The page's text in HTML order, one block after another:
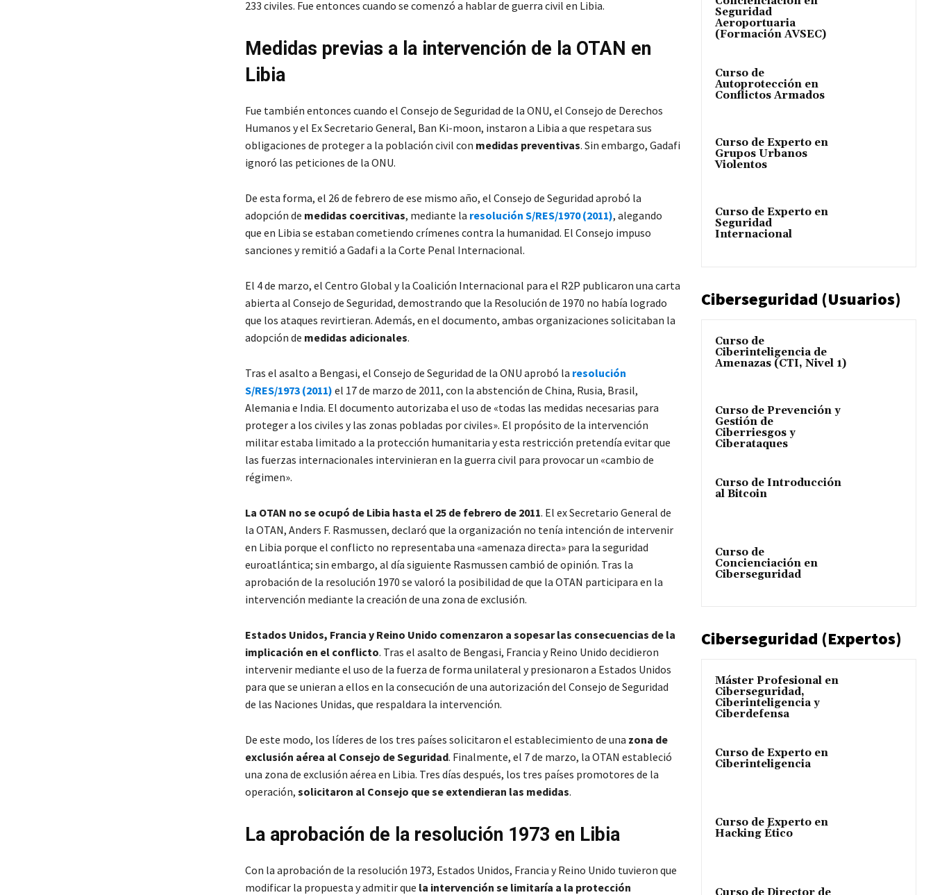
233 civiles. Fue entonces cuando se comenzó a hablar de guerra civil en Libia.
Medidas previas a la intervención de la OTAN en
Libia
Fue también entonces cuando el Consejo de Seguridad de la ONU, el Consejo de Derechos
Humanos y el Ex Secretario General, Ban Ki-moon, instaron a Libia a que respetara sus
obligaciones de proteger a la población civil con medidas preventivas. Sin embargo, Gadafi
ignoró las peticiones de la ONU.
De esta forma, el 26 de febrero de ese mismo año, el Consejo de Seguridad aprobó la
adopción de medidas coercitivas, mediante la resolución S/RES/1970 (2011), alegando
que en Libia se estaban cometiendo crímenes contra la humanidad. El Consejo impuso
sanciones y remitió a Gadafi a la Corte Penal Internacional.
El 4 de marzo, el Centro Global y la Coalición Internacional para el R2P publicaron una carta
abierta al Consejo de Seguridad, demostrando que la Resolución de 1970 no había logrado
que los ataques revirtieran. Además, en el documento, ambas organizaciones solicitaban la
adopción de medidas adicionales.
Tras el asalto a Bengasi, el Consejo de Seguridad de la ONU aprobó la resolución
S/RES/1973 (2011) el 17 de marzo de 2011, con la abstención de China, Rusia, Brasil,
Alemania e India. El documento autorizaba el uso de «todas las medidas necesarias para
proteger a los civiles y las zonas pobladas por civiles». El propósito de la intervención
militar estaba limitado a la protección humanitaria y esta restricción pretendía evitar que
las fuerzas internacionales intervinieran en la guerra civil para provocar un «cambio de
régimen».
La OTAN no se ocupó de Libia hasta el 25 de febrero de 2011. El ex Secretario General de
la OTAN, Anders F. Rasmussen, declaró que la organización no tenía intención de intervenir
en Libia porque el conflicto no representaba una «amenaza directa» para la seguridad
euroatlántica; sin embargo, al día siguiente Rasmussen cambió de opinión. Tras la
aprobación de la resolución 1970 se valoró la posibilidad de que la OTAN participara en la
intervención mediante la creación de una zona de exclusión.
Estados Unidos, Francia y Reino Unido comenzaron a sopesar las consecuencias de la
implicación en el conflicto. Tras el asalto de Bengasi, Francia y Reino Unido decidieron
intervenir mediante el uso de la fuerza de forma unilateral y presionaron a Estados Unidos
para que se unieran a ellos en la consecución de una autorización del Consejo de Seguridad
de las Naciones Unidas, que respaldara la intervención.
De este modo, los líderes de los tres países solicitaron el establecimiento de una zona de
exclusión aérea al Consejo de Seguridad. Finalmente, el 7 de marzo, la OTAN estableció
una zona de exclusión aérea en Libia. Tres días después, los tres países promotores de la
operación, solicitaron al Consejo que se extendieran las medidas.
La aprobación de la resolución 1973 en Libia
Con la aprobación de la resolución 1973, Estados Unidos, Francia y Reino Unido tuvieron que
modificar la propuesta y admitir que la intervención se limitaría a la protección
Seguridad
Aeroportuaria
(Formación AVSEC)
Curso de
Autoprotección en
Conflictos Armados
Curso de Experto en
Grupos Urbanos
Violentos
Curso de Experto en
Seguridad
Internacional
Ciberseguridad (Usuarios)
Curso de
Ciberinteligencia de
Amenazas (CTI, Nivel 1)
Curso de Prevención y
Gestión de
Ciberriesgos y
Ciberataques
Curso de Introducción
al Bitcoin
Curso de
Concienciación en
Ciberseguridad
Ciberseguridad (Expertos)
Máster Profesional en
Ciberseguridad,
Ciberinteligencia y
Ciberdefensa
Curso de Experto en
Ciberinteligencia
Curso de Experto en
Hacking Ético
Curso de Director de